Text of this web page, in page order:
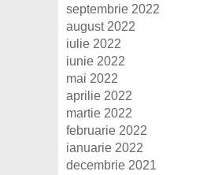
septembrie 2022
august 2022
iulie 2022
iunie 2022
mai 2022
aprilie 2022
martie 2022
februarie 2022
ianuarie 2022
decembrie 2021